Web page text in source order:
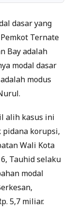
dasar yang
Ternate
Bay adalah
modal dasar
modus
alih kasus ini
pidana korupsi,
Wali Kota
Tauhid selaku
modal
5,7 miliar.